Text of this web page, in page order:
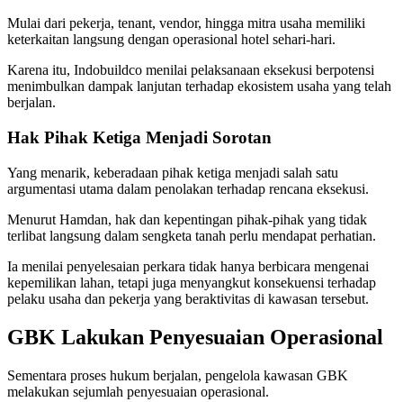
Mulai dari pekerja, tenant, vendor, hingga mitra usaha memiliki
keterkaitan langsung dengan operasional hotel sehari-hari.
Karena itu, Indobuildco menilai pelaksanaan eksekusi berpotensi
menimbulkan dampak lanjutan terhadap ekosistem usaha yang telah
berjalan.
Hak Pihak Ketiga Menjadi Sorotan
Yang menarik, keberadaan pihak ketiga menjadi salah satu
argumentasi utama dalam penolakan terhadap rencana eksekusi.
Menurut Hamdan, hak dan kepentingan pihak-pihak yang tidak
terlibat langsung dalam sengketa tanah perlu mendapat perhatian.
Ia menilai penyelesaian perkara tidak hanya berbicara mengenai
kepemilikan lahan, tetapi juga menyangkut konsekuensi terhadap
pelaku usaha dan pekerja yang beraktivitas di kawasan tersebut.
GBK Lakukan Penyesuaian Operasional
Sementara proses hukum berjalan, pengelola kawasan GBK
melakukan sejumlah penyesuaian operasional.